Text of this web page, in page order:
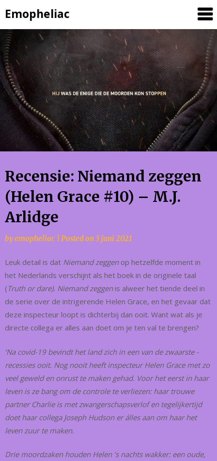
to
content
Emopheliac
Recensie: Niemand zeggen
(Helen Grace #10) – M.J.
Arlidge
byemopheliac Posted on 3 juni 2021
Leuk detail is dat Niemand zeggenop hetzelfde moment in
het Nederlands verschijnt als het boek in de originele taal
(Truth or dare). Niemand zeggenis alweer het tiende deel in
de serie over de intrigerende Helen Grace, en het gevaar dat
deze inspecteur loopt is dichterbij dan ooit. Want wat als je
directe collega er alles aan doet om je ten val te brengen?
‘Na covid-19 bevindt het land zich in een van de zwaarste -
recessies ooit. Nog nooit heeft inspecteur Helen Grace met zo
veel geweld en onrust te maken gehad. Voor het eerst in haar
leven is ze bang om de controle te verliezen: haar trouwe
partner Charlie is met zwangerschapsverlof en tegelijkertijd
doet haar collega Joseph Hudson er álles aan om haar het
leven zuur te maken.
Drie moordzaken houden Helen ’s nachts wakker: een oude,